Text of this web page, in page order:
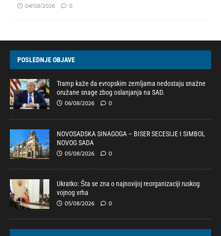
04/08/2026 0
POSLEDNJE OBJAVE
Tramp kaže da evropskim zemljama nedostaju snažne
oružane snage zbog oslanjanja na SAD.
06/08/2026 0
NOVOSADSKA SINAGOGA – BISER SECESIJE I SIMBOL
NOVOG SADA
05/08/2026 0
Ukratko: Šta se zna o najnovijoj reorganizaciji ruskog
vojnog vrha
05/08/2026 0